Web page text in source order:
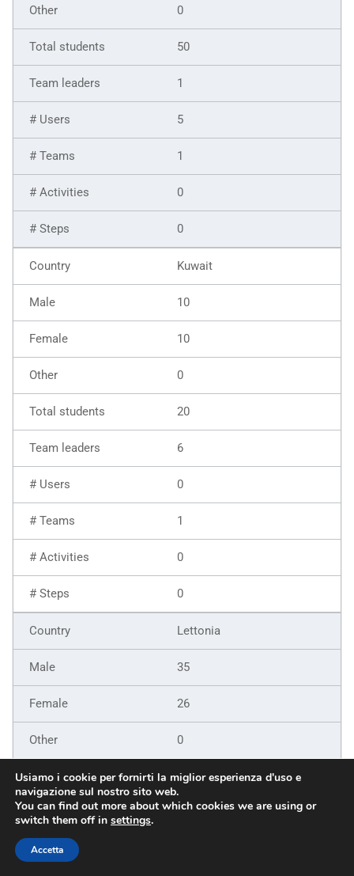
0
50
1
5
1
0
0
Kuwait
10
10
0
20
6
0
1
0
0
Lettonia
35
26
0
61
9
Usiamo i cookie per fornirti la miglior esperienza d'uso e
navigazione sul nostro sito web.
You can find out more about which cookies we are using or
switch them off in settings.
Accetta